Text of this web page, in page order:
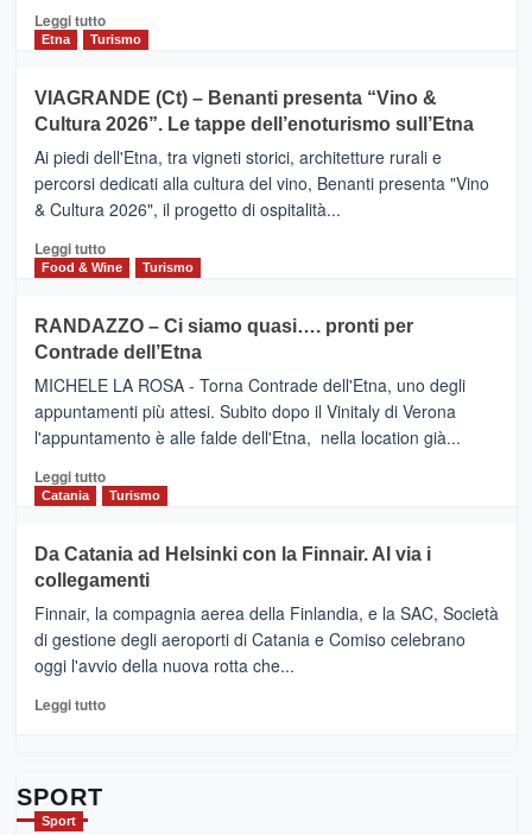
dati
di
Anche
la
Alcantara
nei
primi
nella
classifica
Leggi tuttoLeggi
di
IL
SAN
DOMENICO
PALACE
TAORMINA,
UN
HOTEL
FOUR
IL
NUOVO
SUMMER
CLUB
Etna Turismo
VIAGRANDE (Ct) – Benanti presenta “Vino &
Cultura 2026”. Le tappe dell’enoturismo sull’Etna
Ai piedi dell'Etna, tra vigneti storici, architetture rurali e
percorsi dedicati alla cultura del vino, Benanti presenta "Vino
& Cultura 2026", il progetto di ospitalità...
Leggi tuttoLeggi
di
VIAGRANDE
(Ct)
–
Benanti
presenta
“Vino
&
Cultura
tappe
dell’enoturismo
Food & Wine Turismo
RANDAZZO – Ci siamo quasi…. pronti per
Contrade dell’Etna
MICHELE LA ROSA - Torna Contrade dell'Etna, uno degli
appuntamenti più attesi. Subito dopo il Vinitaly di Verona
l'appuntamento è alle falde dell'Etna, nella location già...
Leggi tuttoLeggi
di
RANDAZZO
–
Ci
siamo
quasi….
pronti
per
Catania Turismo
Da Catania ad Helsinki con la Finnair. Al via i
collegamenti
Finnair, la compagnia aerea della Finlandia, e la SAC, Società
di gestione degli aeroporti di Catania e Comiso celebrano
oggi l'avvio della nuova rotta che...
Leggi tuttoLeggi
SPORT
Sport